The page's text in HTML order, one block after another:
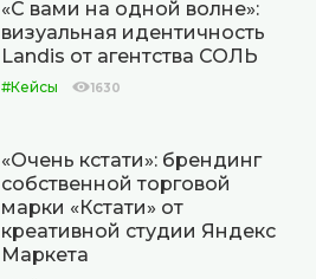
«С вами на одной волне»:
визуальная идентичность
Landis от агентства СОЛЬ
#Кейсы 1630
«Очень кстати»: брендинг
собственной торговой
марки «Кстати» от
креативной студии Яндекс
Маркета